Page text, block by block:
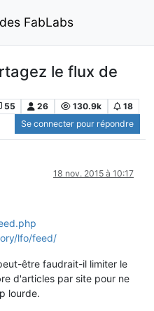
FabLabs
le flux de
55 26 130.9k
18
Se connecter pour répondre
18 nov. 2015 à 10:17
lfo/feed/
être faudrait-il limiter le
d'articles par site pour ne
lourde.